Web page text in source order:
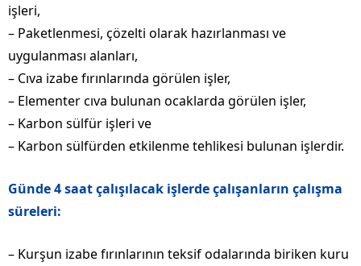
işleri,
– Paketlenmesi, çözelti olarak hazırlanması ve
uygulanması alanları,
– Cıva izabe fırınlarında görülen işler,
– Elementer cıva bulunan ocaklarda görülen işler,
– Karbon sülfür işleri ve
– Karbon sülfürden etkilenme tehlikesi bulunan işlerdir.
Günde 4 saat çalışılacak işlerde çalışanların çalışma
süreleri:
– Kurşun izabe fırınlarının teksif odalarında biriken kuru